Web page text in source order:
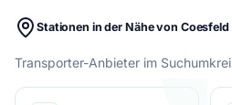
Stationen in der Nähe von Coesfeld
Transporter-Anbieter im